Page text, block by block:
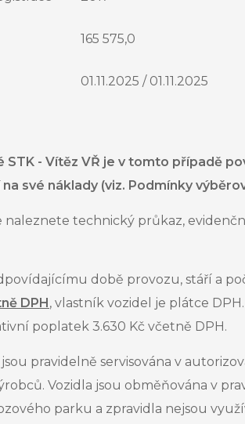
165 575,0
01.11.2025 / 01.11.2025
STK - Vítěz VŘ je v tomto případě
své náklady (viz. Podmínky
naleznete technický průkaz,
době provozu, stáří a
DPH , vlastník vozidel je plátce
poplatek 3.630 Kč včetně DPH.
pravidelně servisována v
Vozidla jsou obměňována v
parku a zpravidla nejsou